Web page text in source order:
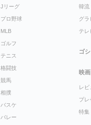
Jリーグ
プロ野球
MLB
ゴルフ
テニス
格闘技
競馬
相撲
バスケ
バレー
韓流
グラ
テレ
ゴ
映画
レ
プレ
特集